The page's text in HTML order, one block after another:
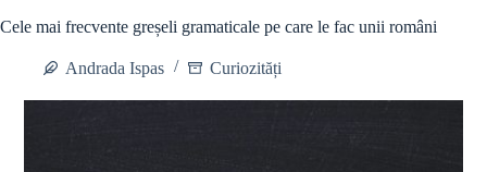
Cele mai frecvente greșeli gramaticale pe care le fac unii români
Andrada Ispas Curiozități